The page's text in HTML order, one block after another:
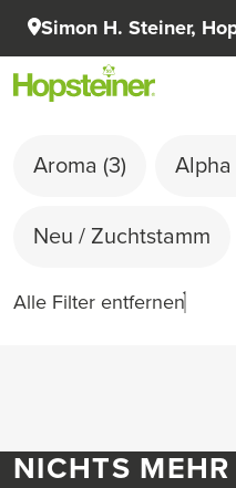
Simon H. Steiner,
Aroma (3) Alpha
Neu / Zuchtstamm
Alle Filter entfernen
NICHTS